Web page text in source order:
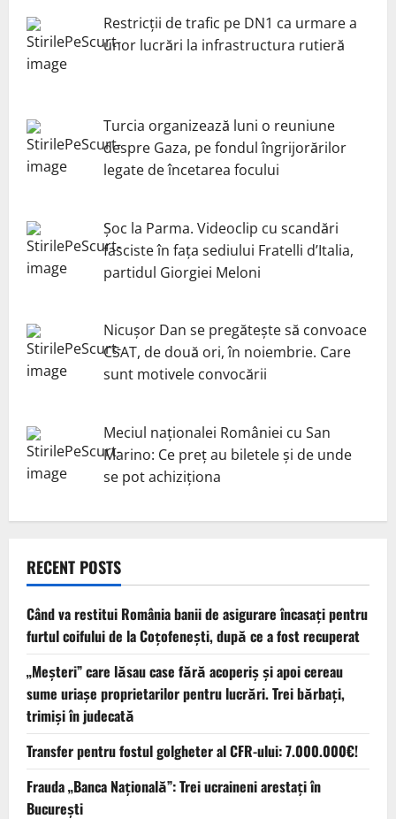
Restricții de trafic pe DN1 ca urmare a
unor lucrări la infrastructura rutieră
Turcia organizează luni o reuniune
despre Gaza, pe fondul îngrijorărilor
legate de încetarea focului
Șoc la Parma. Videoclip cu scandări
fasciste în fața sediului Fratelli d’Italia,
partidul Giorgiei Meloni
Nicuşor Dan se pregăteşte să convoace
CSAT, de două ori, în noiembrie. Care
sunt motivele convocării
Meciul naționalei României cu San
Marino: Ce preț au biletele și de unde
se pot achiziționa
RECENT POSTS
Când va restitui România banii de asigurare încasați pentru
furtul coifului de la Coțofenești, după ce a fost recuperat
„Meșteri” care lăsau case fără acoperiș și apoi cereau
sume uriașe proprietarilor pentru lucrări. Trei bărbați,
trimiși în judecată
Transfer pentru fostul golgheter al CFR-ului: 7.000.000€!
Frauda „Banca Națională”: Trei ucraineni arestați în
București